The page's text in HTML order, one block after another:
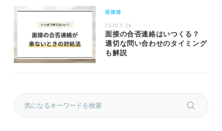
面接後
2026.5.29
面接の合否連絡はいつくる？
適切な問い合わせのタイミング
も解説